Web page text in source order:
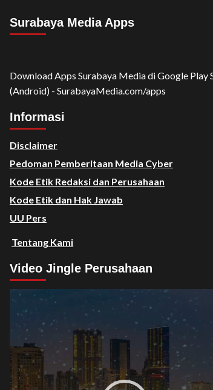
Surabaya Media Apps
Download Apps Surabaya Media di Google Play
(Android) - SurabayaMedia.com/apps
Informasi
Disclaimer
Pedoman Pemberitaan Media Cyber
Kode Etik Redaksi dan Perusahaan
Kode Etik dan Hak Jawab
UU Pers
Tentang Kami
Video Jingle Perusahaan
Video
Player